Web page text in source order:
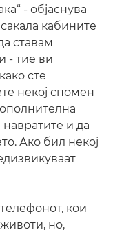
- објаснува
кабините
ставам
- тие ви
сте
некој спомен
и да
Ако бил некој
кои
но,